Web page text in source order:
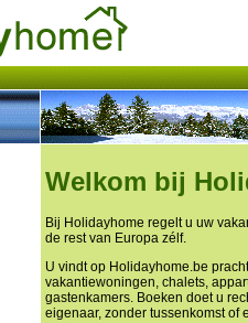
Welkom bij
Bij Holidayhome regelt u uw
de rest van Europa zélf.
U vindt op Holidayhome.be
vakantiewoningen, chalets,
gastenkamers. Boeken doet u
eigenaar, zonder tussenkomst of